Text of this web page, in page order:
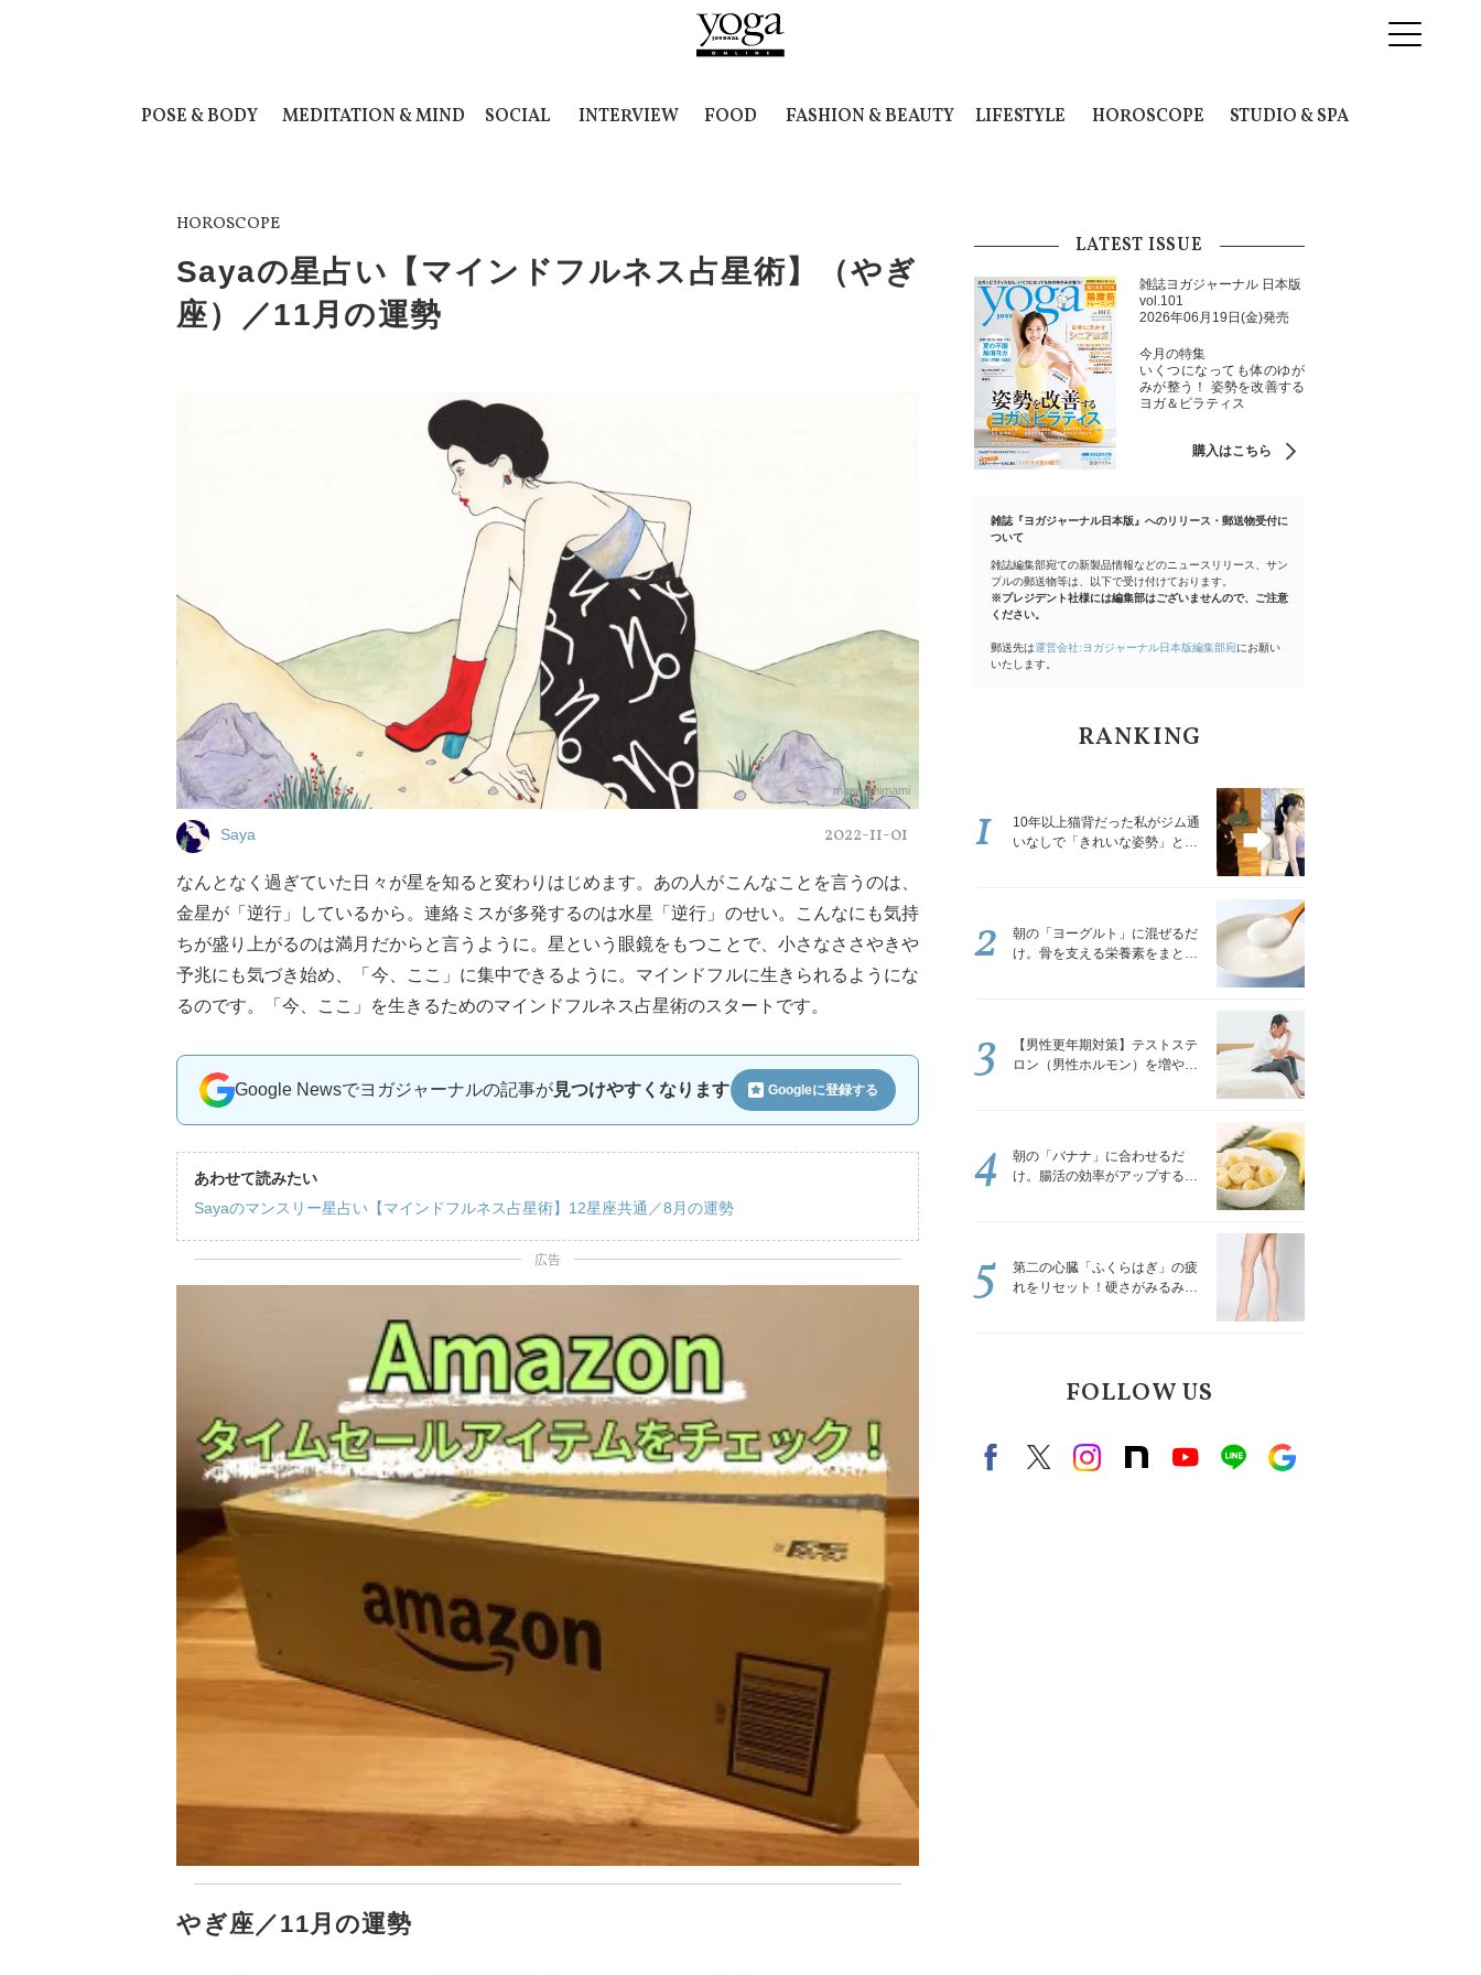
POSE & BODY MEDITATION & MIND SOCIAL INTERVIEW FOOD FASHION & BEAUTY LIFESTYLE HOROSCOPE STUDIO & SPA
HOROSCOPE
Sayaの星占い【マインドフルネス占星術】（やぎ
座）／11月の運勢
maegamimami
Saya 2022-11-01
なんとなく過ぎていた日々が星を知ると変わりはじめます。あの人がこんなことを言うのは、
金星が「逆行」しているから。連絡ミスが多発するのは水星「逆行」のせい。こんなにも気持
ちが盛り上がるのは満月だからと言うように。星という眼鏡をもつことで、小さなささやきや
予兆にも気づき始め、「今、ここ」に集中できるように。マインドフルに生きられるようにな
るのです。「今、ここ」を生きるためのマインドフルネス占星術のスタートです。
Google Newsでヨガジャーナルの記事が見つけやすくなります Googleに登録する
あわせて読みたい
Sayaのマンスリー星占い【マインドフルネス占星術】12星座共通／8月の運勢
広告
やぎ座／11月の運勢
LATEST ISSUE
雑誌ヨガジャーナル 日本版
vol.101
2026年06月19日(金)発売
今月の特集
いくつになっても体のゆが
みが整う！ 姿勢を改善する
ヨガ＆ピラティス
購入はこちら
雑誌『ヨガジャーナル日本版』へのリリース・郵送物受付に
ついて
雑誌編集部宛ての新製品情報などのニュースリリース、サン
プルの郵送物等は、以下で受け付けております。
※プレジデント社様には編集部はございませんので、ご注意
ください。
郵送先は運営会社:ヨガジャーナル日本版編集部宛にお願い
いたします。
RANKING
10年以上猫背だった私がジム通
いなしで「きれいな姿勢」と褒
1
朝の「ヨーグルト」に混ぜるだ
け。骨を支える栄養素をまとめ
2
【男性更年期対策】テストステ
ロン（男性ホルモン）を増やす
3
朝の「バナナ」に合わせるだ
け。腸活の効率がアップする食
4
第二の心臓「ふくらはぎ」の疲
れをリセット！硬さがみるみる
5
FOLLOW US
FacebookX（旧twitter）
instagram
note Youtubeline